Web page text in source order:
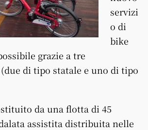
servizi
o di
bike
grazie a tre
di tipo statale e uno di tipo
da una flotta di 45
assistita distribuita nelle